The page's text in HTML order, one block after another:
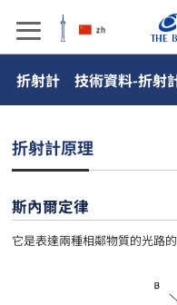
折射計 技術資料-折射
折射計原理
斯內爾定律
它是表達兩種相鄰物質的光路